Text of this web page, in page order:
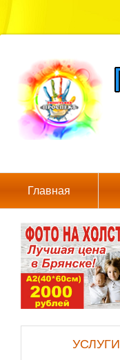
Главная
УСЛУГИ